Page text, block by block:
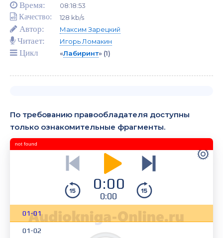
Время: 08:18:53
Качество: 128 kb/s
Автор: Максим Зарецкий
Читает: Игорь Ломакин
Цикл «Лабиринт» (1)
По требованию правообладателя доступны
только ознакомительные фрагменты.
0:00
0:00
01-01
01-02
not found